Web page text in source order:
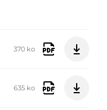
370 ko
635 ko